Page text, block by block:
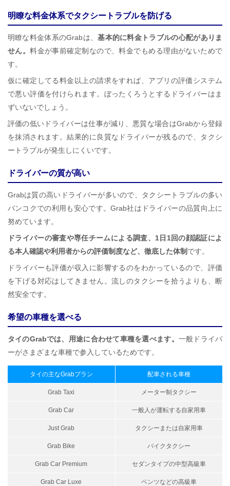
明瞭な料金体系でタクシートラブルを防げる
明瞭な料金体系のGrabは、基本的に料金トラブルの心配がありま
せん。料金が事前確定制なので、料金でもめる理由がないためで
す。
仮に確定してる料金以上の請求をすれば、アプリの評価システム
で悪い評価を付けられます。ぼったくろうとするドライバーはま
ずいないでしょう。
評価の低いドライバーは仕事が減り、悪質な場合はGrabから登録
を抹消されます。結果的に良質なドライバーが残るので、タクシ
ートラブルが発生しにくいです。
ドライバーの質が高い
Grabは質の高いドライバーが多いので、タクシートラブルの多い
バンコクでの利用も安心です。Grab社はドライバーの品質向上に
努めています。
ドライバーの審査や専任チームによる調査、1日1回の顔認証によ
る本人確認や利用者からの評価制度など、徹底した体制 です。
ドライバーも評価が収入に影響するのをわかっているので、評価
を下げる対応はしてきません。流しのタクシーを拾うよりも、断
然安全です。
希望の車種を選べる
タイのGrabでは、用途に合わせて車種を選べます。 一般ドライバ
ーがさまざまな車種で参入しているためです。
タイの主なGrabプラン 配車される車種
Grab Taxi メーター制タクシー
Grab Car 一般人が運転する自家用車
Just Grab タクシーまたは自家用車
Grab Bike バイクタクシー
Grab Car Premium セダンタイプの中型高級車
Grab Car Luxe ベンツなどの高級車